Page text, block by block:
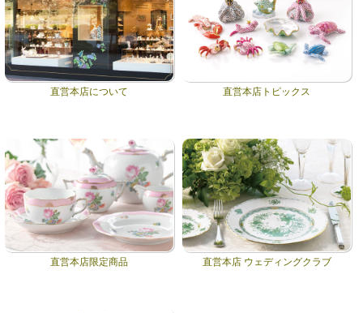
直営本店について 直営本店トピックス
直営本店限定商品 直営本店 ウェディングクラブ